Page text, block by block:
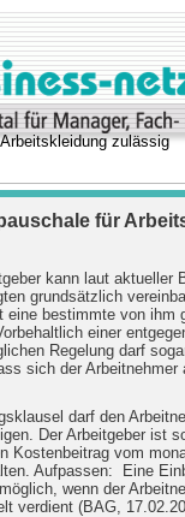
zulässig
für
kann laut aktueller
grundsätzlich
eine bestimmte von ihm
einer
Regelung darf
sich der
darf den
Der Arbeitgeber ist
Kostenbeitrag vom
Aufpassen:
Eine
wenn der
verdient (BAG,